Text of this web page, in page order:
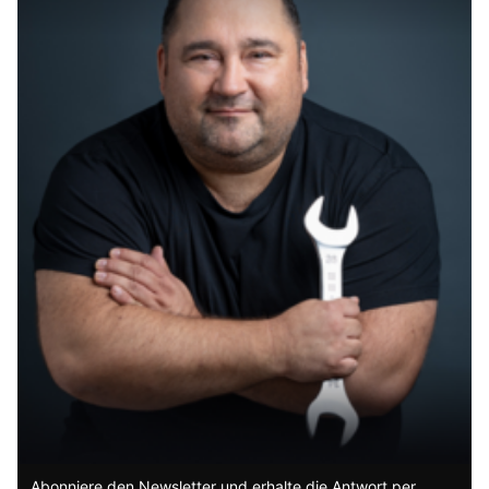
Häufig gestellte Fragen (FAQ) - Das
Leben neu entdecken: Wege aus der
Altersdepression
Was sind häufige Ursachen für
Altersdepression?
Wie äußert sich eine
Altersdepression?